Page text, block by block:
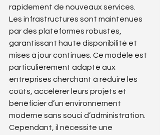
rapidement de nouveaux services.
Les infrastructures sont maintenues
par des plateformes robustes,
garantissant haute disponibilité et
mises à jour continues. Ce modèle est
particulièrement adapté aux
entreprises cherchant à réduire les
coûts, accélérer leurs projets et
bénéficier d’un environnement
moderne sans souci d’administration.
Cependant, il nécessite une